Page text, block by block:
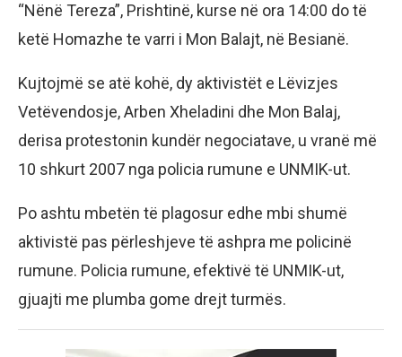
“Nënë Tereza”, Prishtinë, kurse në ora 14:00 do të
ketë Homazhe te varri i Mon Balajt, në Besianë.
Kujtojmë se atë kohë, dy aktivistët e Lëvizjes
Vetëvendosje, Arben Xheladini dhe Mon Balaj,
derisa protestonin kundër negociatave, u vranë më
10 shkurt 2007 nga policia rumune e UNMIK-ut.
Po ashtu mbetën të plagosur edhe mbi shumë
aktivistë pas përleshjeve të ashpra me policinë
rumune. Policia rumune, efektivë të UNMIK-ut,
gjuajti me plumba gome drejt turmës.